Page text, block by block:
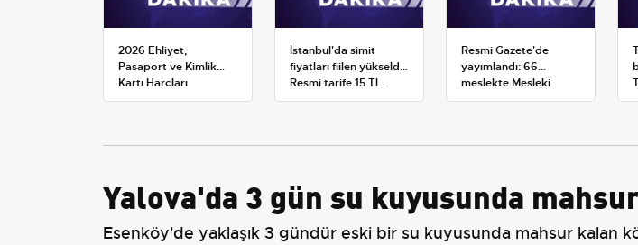
2026 Ehliyet,
Pasaport ve Kimlik
Kartı Harçları
Resmileşti: Yeni
İstanbul'da simit
fiyatları fiilen yükseldi:
Resmi tarife 15 TL,
satışlar 20-25 TL'ye
Resmi Gazete'de
yayımlandı: 66
meslekte Mesleki
Yeterlilik Belgesi
Yalova'da 3 gün su kuyusunda
Esenköy'de yaklaşık 3 gündür eski bir su kuyusunda mahsur kalan